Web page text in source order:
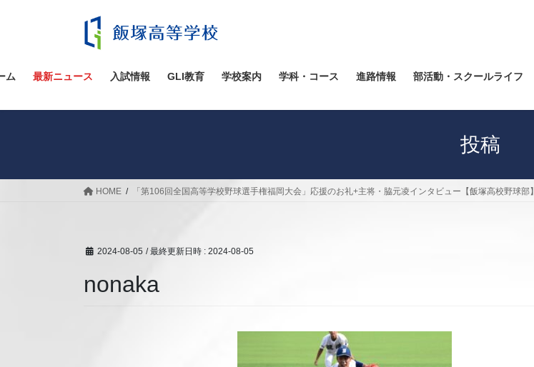
ツ
ス
シ
ン
ム 最新ニュース 入試情報 GLI教育 学校案内 学科・コース 進路情報 部活動・スクールライフ
投稿
HOME 「第106回全国高等学校野球選手権福岡大会」応援のお礼+主将・脇元凌インタビュー【飯塚高校野球部】
2024-08-05 / 最終更新日時 : 2024-08-05
nonaka